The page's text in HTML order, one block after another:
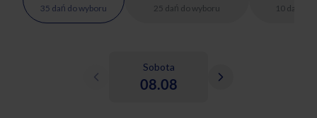
35 dań do wyboru 25 dań do wyboru 10 dań
Sobota
08.08